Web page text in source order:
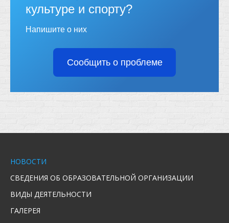
культуре и спорту?
Напишите о них
Сообщить о проблеме
НОВОСТИ
СВЕДЕНИЯ ОБ ОБРАЗОВАТЕЛЬНОЙ ОРГАНИЗАЦИИ
ВИДЫ ДЕЯТЕЛЬНОСТИ
ГАЛЕРЕЯ